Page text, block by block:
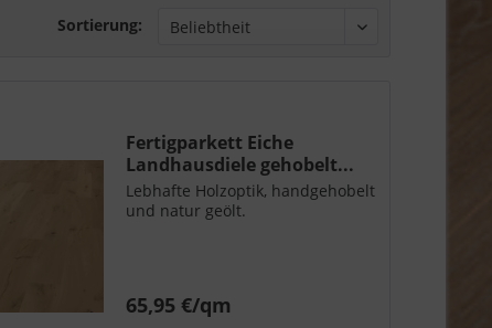
Sortierung:
Fertigparkett Eiche
Landhausdiele gehobelt...
Lebhafte Holzoptik, handgehobelt
und natur geölt.
65,95 €/qm